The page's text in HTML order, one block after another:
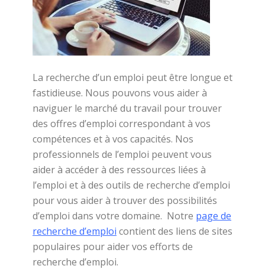
La recherche d’un emploi peut être longue et
fastidieuse. Nous pouvons vous aider à
naviguer le marché du travail pour trouver
des offres d’emploi correspondant à vos
compétences et à vos capacités. Nos
professionnels de l’emploi peuvent vous
aider à accéder à des ressources liées à
l’emploi et à des outils de recherche d’emploi
pour vous aider à trouver des possibilités
d’emploi dans votre domaine. Notre page de
recherche d’emploi contient des liens de sites
populaires pour aider vos efforts de
recherche d’emploi.